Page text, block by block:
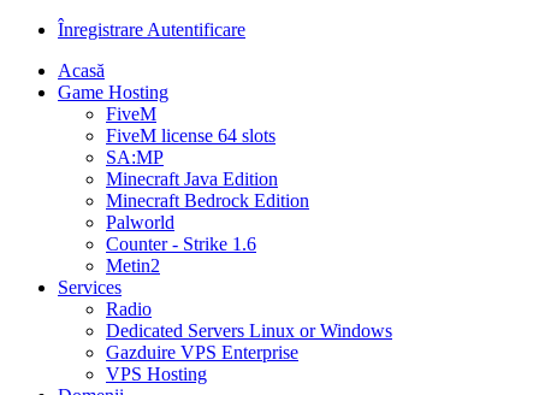
Înregistrare Autentificare
Acasă
Game Hosting
FiveM
FiveM license 64 slots
SA:MP
Minecraft Java Edition
Minecraft Bedrock Edition
Palworld
Counter - Strike 1.6
Metin2
Services
Radio
Dedicated Servers Linux or Windows
Gazduire VPS Enterprise
VPS Hosting